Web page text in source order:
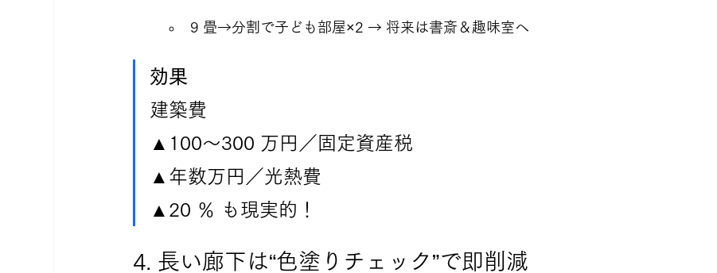
9 畳→分割で子ども部屋×2 → 将来は書斎＆趣味室へ
効果
建築費
▲100〜300 万円／固定資産税
▲年数万円／光熱費
▲20 ％ も現実的！
4. 長い廊下は“色塗りチェック”で即削減